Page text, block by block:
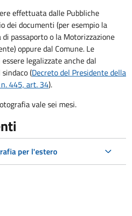
effettuata dalle Pubbliche
dei documenti (per esempio la
passaporto o la Motorizzazione
oppure dal Comune. Le
legalizzate anche dal
(Decreto del Presidente della
445, art. 34).
vale sei mesi.
per l'estero